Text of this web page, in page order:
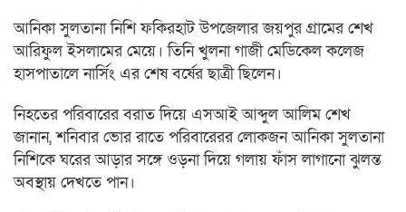
আনিকা সুলতানা নিশি ফকিরহাট উপজেলার জয়পুর গ্রামের শেখ
আরিফুল ইসলামের মেয়ে। তিনি খুলনা গাজী মেডিকেল কলেজ
হাসপাতালে নার্সিং এর শেষ বর্ষের ছাত্রী ছিলেন।
নিহতের পরিবারের বরাত দিয়ে এসআই আব্দুল আলিম শেখ
জানান, শনিবার ভোর রাতে পরিবারেরর লোকজন আনিকা সুলতানা
নিশিকে ঘরের আড়ার সঙ্গে ওড়না দিয়ে গলায় ফাঁস লাগানো ঝুলন্ত
অবস্থায় দেখতে পান।